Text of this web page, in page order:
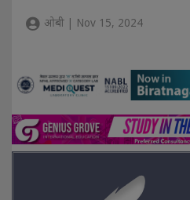
ओबी | Nov 15, 2024